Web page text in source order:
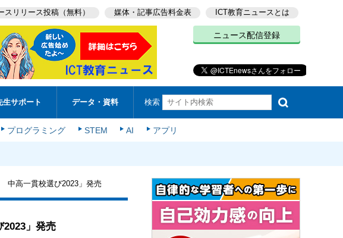
スリリース投稿（無料） 媒体・記事広告料金表 ICT教育ニュースとは
ニュース配信登録
生サポート データ・資料 検索
プログラミング STEM AI アプリ
中高一貫校選び2023」発売
」発売